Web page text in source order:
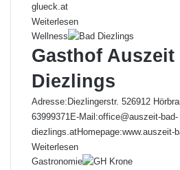
glueck.at
Weiterlesen
Wellness
Gasthof Auszeit
Diezlings
Adresse:Diezlingerstr. 526912
63999371E-Mail:office@auszeit-bad-
diezlings.atHomepage:www.auszeit-
Weiterlesen
Gastronomie